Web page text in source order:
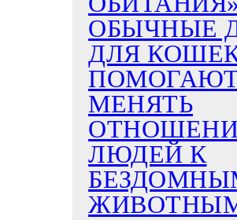
ОБЫЧНЫЕ
ДЛЯ
МЕНЯТЬ
ЛЮДЕЙ К